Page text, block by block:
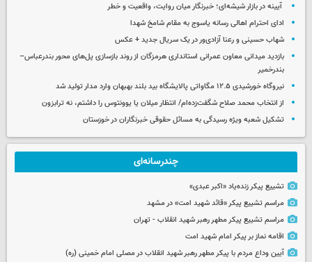
آیینه در بازار شیشه‌ای؛ خبرنگار میان روایت، واقعیت و خطر
ادای احترام اهالی رسانه یاسوج به مقام شامخ شهدا
شهاب حسینی و رعنا آزادی‌ور در یک سریال جدید + عکس
بازدید میدانی معاون عمرانی استانداری هرمزگان از روند بازسازی پل‌های محور بندرعباس–
بندرخمیر
نیروگاه خورشیدی ۱۲.۵ مگاواتی پالایشگاه بید بلند بهبهان وارد مدار تولید شد
از انتخاب محمد صلاح شگفت‌زده‌ام/ انتظار میلان یا یوونتوس را داشتم، نه ترابزون
تشکیل شعبه ویژه رسیدگی به مسائل حقوقی خبرنگاران در خوزستان
چندرسانه‌ای
تشییع پیکر زنده‌یاد «اکبر عبدی»
مراسم تشییع پیکر «قائد شهید امت» در مشهد
مراسم تشییع پیکر مطهر رهبر شهید انقلاب - تهران
اقامه نماز بر پیکر امام شهید امت
آیین وداع مردم با پیکر مطهر رهبر شهید انقلاب در مصلی امام خمینی (ره)